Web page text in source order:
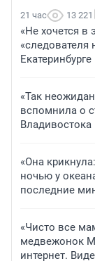
21 час 13 221
«Не хочется в
«следователя
Екатеринбурге
«Так
вспомнила о
Владивостока
«Она
ночью у
последние
«Чисто все
медвежонок
интернет.